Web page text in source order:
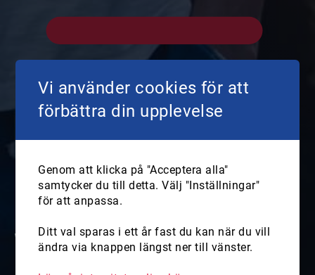
Veteran- och anhörigstöd
Vi använder cookies för att
förbättra din upplevelse
Genom att klicka på "Acceptera alla"
samtycker du till detta. Välj "Inställningar"
för att anpassa.
Ditt val sparas i ett år fast du kan när du vill
ändra via knappen längst ner till vänster.